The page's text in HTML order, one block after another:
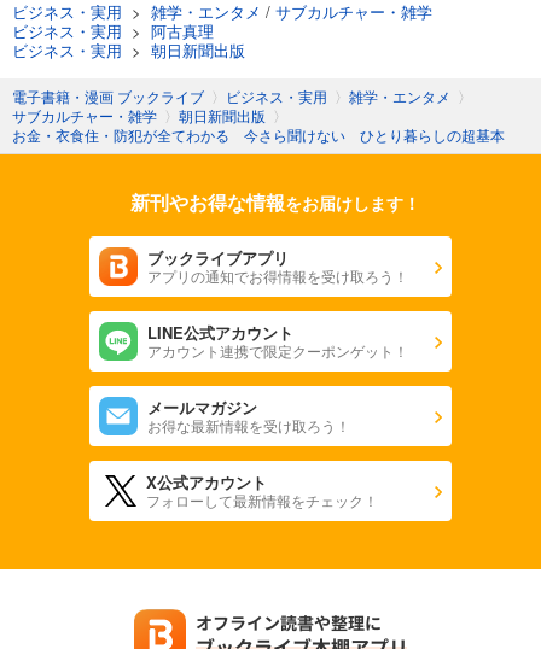
ビジネス・実用 > 雑学・エンタメ / サブカルチャー・雑学
ビジネス・実用 > 阿古真理
ビジネス・実用 > 朝日新聞出版
電子書籍・漫画 ブックライブ 〉 ビジネス・実用 〉 雑学・エンタメ 〉
サブカルチャー・雑学 〉 朝日新聞出版 〉
お金・衣食住・防犯が全てわかる 今さら聞けない ひとり暮らしの超基本
新刊やお得な情報をお届けします！
ブックライブアプリ
アプリの通知でお得情報を受け取ろう！
LINE公式アカウント
アカウント連携で限定クーポンゲット！
メールマガジン
お得な最新情報を受け取ろう！
X公式アカウント
フォローして最新情報をチェック！